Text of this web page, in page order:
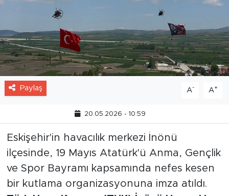
Paylaş A- A+
20.05.2026 - 10:59
Eskişehir'in havacılık merkezi İnönü
ilçesinde, 19 Mayıs Atatürk'ü Anma, Gençlik
ve Spor Bayramı kapsamında nefes kesen
bir kutlama organizasyonuna imza atıldı.